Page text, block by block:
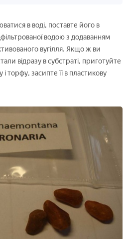
в воді, поставте його в
водою з додаванням
вугілля. Якщо ж ви
відразу в субстраті, приготуйте
і торфу, засипте її в пластикову